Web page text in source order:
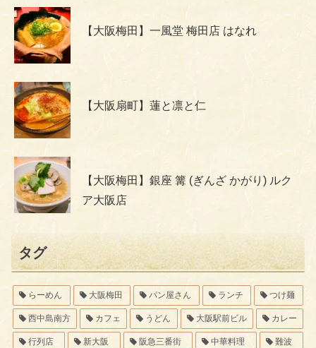
【大阪梅田】一風堂 梅田店 はなれ
【大阪扇町】蓮と凛と仁
【大阪梅田】銀座 篝 (ぎんざ かがり) ルク
ア大阪店
タグ
らーめん 大阪梅田 パン屋さん ランチ つけ麺
西中島南方 カフェ うどん 大阪駅前ビル カレー
行列店 新大阪 阪急三番街 中華料理 難波